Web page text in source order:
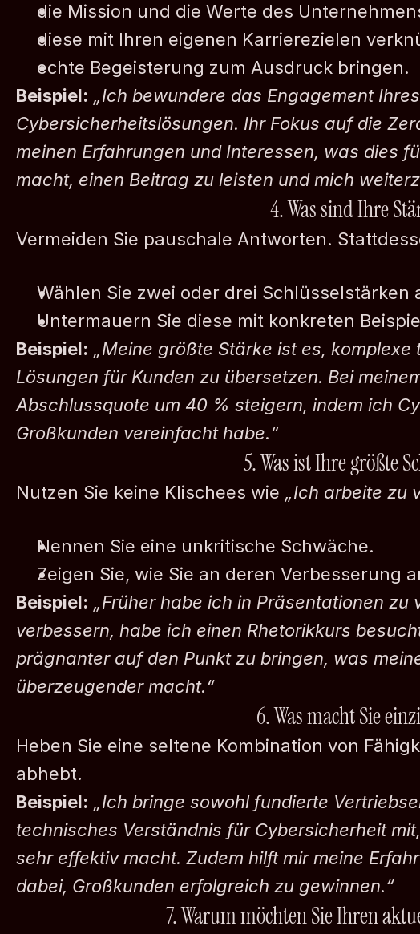
Vertrauliches
©2026nordh Executive Search
die Mission und die Werte des
diese mit Ihren eigenen Karrierezielen
echte Begeisterung zum Ausdruck bringen.
Beispiel: „Ich bewundere das Engagement
Cybersicherheitslösungen. Ihr Fokus auf die
meinen Erfahrungen und Interessen, was dies
macht, einen Beitrag zu leisten und mich
4. Was sind Ihre
Vermeiden Sie pauschale Antworten.
Wählen Sie zwei oder drei Schlüsselstärken
Untermauern Sie diese mit konkreten
Beispiel: „Meine größte Stärke ist es,
Lösungen für Kunden zu übersetzen. Bei
Abschlussquote um 40 % steigern, indem ich
Großkunden vereinfacht habe.“
5. Was ist Ihre größte
Nutzen Sie keine Klischees wie „Ich arbeite zu
Nennen Sie eine unkritische Schwäche.
Zeigen Sie, wie Sie an deren Verbesserung
Beispiel: „Früher habe ich in Präsentationen zu
verbessern, habe ich einen Rhetorikkurs
prägnanter auf den Punkt zu bringen, was
überzeugender macht.“
6. Was macht Sie
Heben Sie eine seltene Kombination von
abhebt.
Beispiel: „Ich bringe sowohl fundierte
technisches Verständnis für Cybersicherheit
sehr effektiv macht. Zudem hilft mir meine
dabei, Großkunden erfolgreich zu gewinnen.“
7. Warum möchten Sie Ihren